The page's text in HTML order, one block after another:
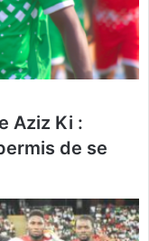
Aziz Ki :
de se